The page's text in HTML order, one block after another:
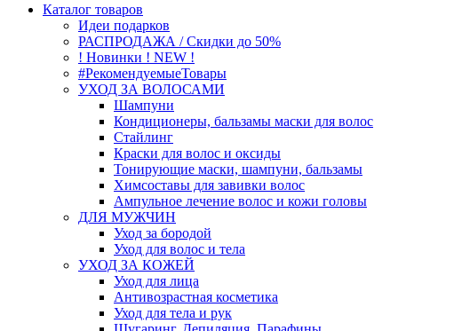
Каталог товаров
Идеи подарков
РАСПРОДАЖА / Скидки до 50%
! Новинки ! NEW !
#РекомендуемыеТовары
УХОД ЗА ВОЛОСАМИ
Шампуни
Кондиционеры, бальзамы маски для волос
Стайлинг
Краски для волос и оксиды
Тонирующие маски, шампуни, бальзамы
Химсоставы для завивки волос
Ампульное лечение волос и кожи головы
ДЛЯ МУЖЧИН
Уход за бородой
Уход для волос и тела
УХОД ЗА КОЖЕЙ
Уход для лица
Антивозрастная косметика
Уход для тела и рук